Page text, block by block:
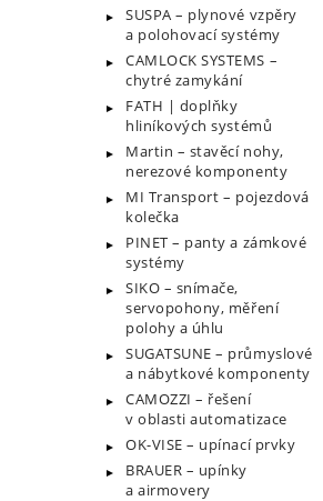
SUSPA – plynové vzpěry
a polohovací systémy
CAMLOCK SYSTEMS –
chytré zamykání
FATH | doplňky
hliníkových systémů
Martin – stavěcí nohy,
nerezové komponenty
MI Transport – pojezdová
kolečka
PINET – panty a zámkové
systémy
SIKO – snímače,
servopohony, měření
polohy a úhlu
SUGATSUNE – průmyslové
a nábytkové komponenty
CAMOZZI – řešení
v oblasti automatizace
OK-VISE – upínací prvky
BRAUER – upínky
a airmovery